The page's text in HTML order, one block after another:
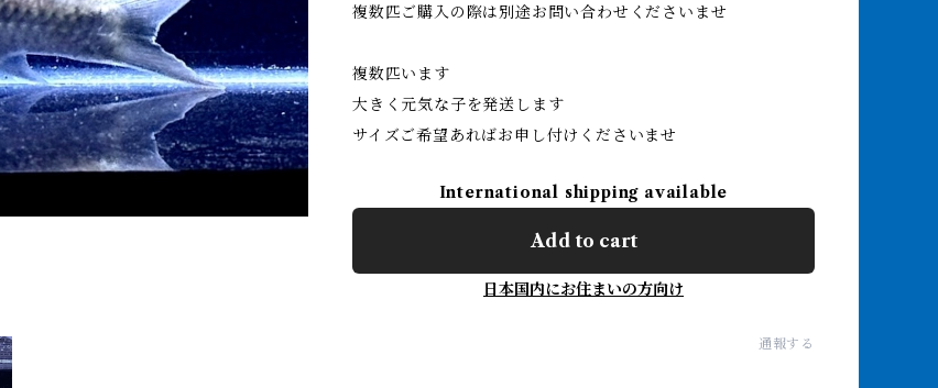
複数匹ご購入の際は別途お問い合わせくださいませ
複数匹います
大きく元気な子を発送します
サイズご希望あればお申し付けくださいませ
International shipping available
Add to cart
日本国内にお住まいの方向け
通報する